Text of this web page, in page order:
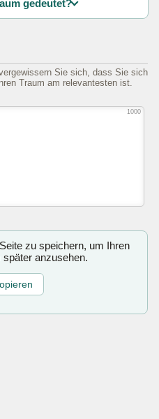
gedeutet?
Sie sich, dass Sie sich
Traum am relevantesten ist.
1000
zu speichern, um Ihren
später anzusehen.